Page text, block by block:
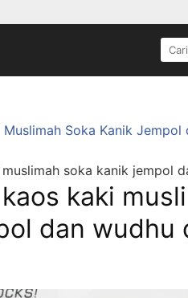
Muslimah Soka Kanik Jempol
soka kanik jempol
kaki
dan wudhu